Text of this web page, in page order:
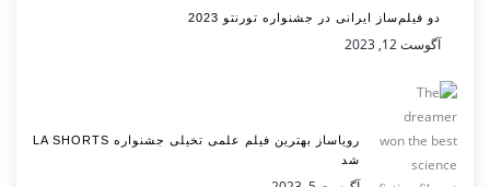
دو فیلم‌ساز ایرانی در جشنواره تورنتو 2023
آگوست 12, 2023
رویاساز بهترین فیلم علمی تخیلی جشنواره LA SHORTS
شد